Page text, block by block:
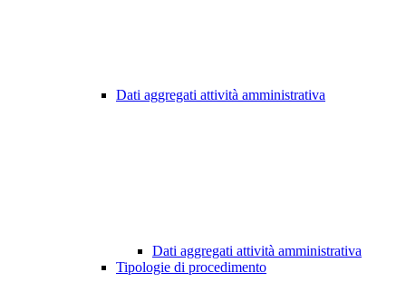
Dati aggregati attività amministrativa
Dati aggregati attività amministrativa
Tipologie di procedimento